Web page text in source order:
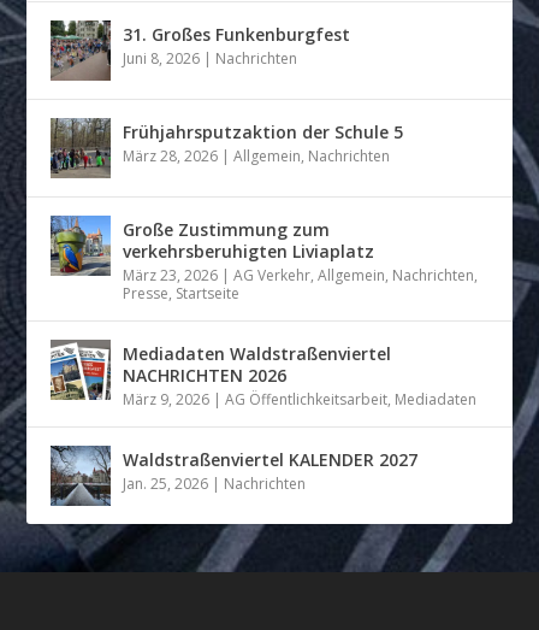
31. Großes Funkenburgfest
Juni 8, 2026 | Nachrichten
Frühjahrsputzaktion der Schule 5
März 28, 2026 |Allgemein, Nachrichten
Große Zustimmung zum
verkehrsberuhigten Liviaplatz
März 23, 2026 |AG Verkehr,Allgemein, Nachrichten,
Presse, Startseite
Mediadaten Waldstraßenviertel
NACHRICHTEN 2026
März 9, 2026 |AG Öffentlichkeitsarbeit, Mediadaten
Waldstraßenviertel KALENDER 2027
Jan. 25, 2026 | Nachrichten